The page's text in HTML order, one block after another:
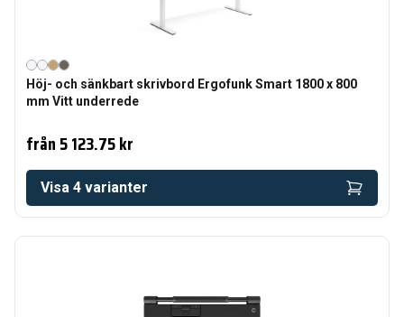
Höj- och sänkbart skrivbord Ergofunk Smart 1800 x 800
mm Vitt underrede
från5 123.75 kr
Visa 4 varianter